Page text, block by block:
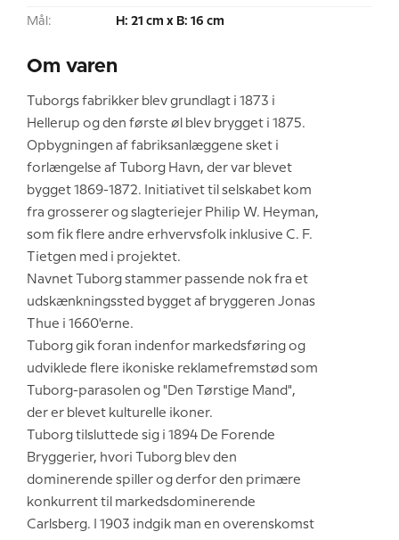
Mål: H: 21 cm x B: 16 cm
Om varen
Tuborgs fabrikker blev grundlagt i 1873 i
Hellerup og den første øl blev brygget i 1875.
Opbygningen af fabriksanlæggene sket i
forlængelse af Tuborg Havn, der var blevet
bygget 1869-1872. Initiativet til selskabet kom
fra grosserer og slagteriejer Philip W. Heyman,
som fik flere andre erhvervsfolk inklusive C. F.
Tietgen med i projektet.
Navnet Tuborg stammer passende nok fra et
udskænkningssted bygget af bryggeren Jonas
Thue i 1660'erne.
Tuborg gik foran indenfor markedsføring og
udviklede flere ikoniske reklamefremstød som
Tuborg-parasolen og "Den Tørstige Mand",
der er blevet kulturelle ikoner.
Tuborg tilsluttede sig i 1894 De Forende
Bryggerier, hvori Tuborg blev den
dominerende spiller og derfor den primære
konkurrent til markedsdominerende
Carlsberg. I 1903 indgik man en overenskomst